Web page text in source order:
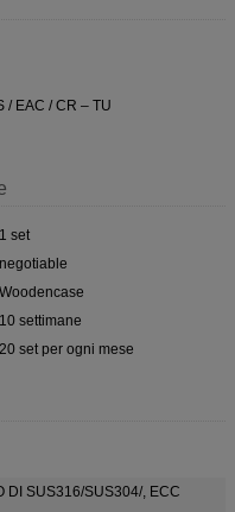
/ EAC / CR – TU
1 set
negotiable
Woodencase
10 settimane
20 set per ogni mese
DI SUS316/SUS304/, ECC